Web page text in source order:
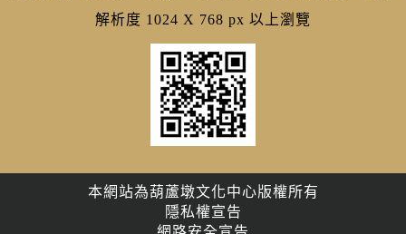
解析度 1024 X 768 px 以上瀏覽
本網站為葫蘆墩文化中心版權所有
隱私權宣告